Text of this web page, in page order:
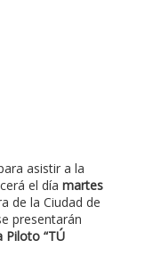
asistir a la
el día martes
de la Ciudad de
presentarán
Piloto “TÚ